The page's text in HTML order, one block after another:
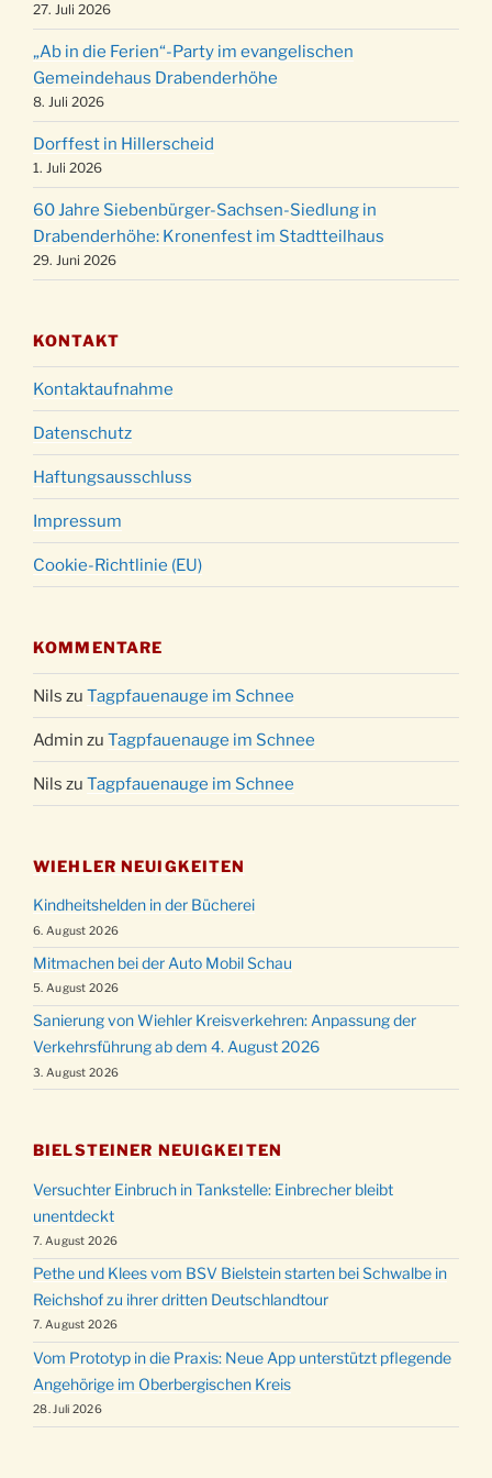
24.12.
Weihnachtsgottesdienst in der Kirche um
15:00 Uhr
24.12.
Weihnachtsgottesdienst in der Kirche um
18:00 Uhr
24.12.
Christmette mit der ev. Jugend in der Kirche
um 23:00 Uhr
31.12.
Gottesdienst zu Silvester in der Kirche um
18:00 Uhr
27. Juli 2026
„Ab in die Ferien“-Party im evangelischen
Gemeindehaus Drabenderhöhe
8. Juli 2026
Dorffest in Hillerscheid
1. Juli 2026
60 Jahre Siebenbürger-Sachsen-Siedlung in
Drabenderhöhe: Kronenfest im Stadtteilhaus
29. Juni 2026
KONTAKT
Kontaktaufnahme
Datenschutz
Haftungsausschluss
Impressum
Cookie-Richtlinie (EU)
KOMMENTARE
Nils zu Tagpfauenauge im Schnee
Admin zu Tagpfauenauge im Schnee
Nils zu Tagpfauenauge im Schnee
WIEHLER NEUIGKEITEN
Kindheitshelden in der Bücherei
6. August 2026
Mitmachen bei der Auto Mobil Schau
5. August 2026
Sanierung von Wiehler Kreisverkehren: Anpassung der
Verkehrsführung ab dem 4. August 2026
3. August 2026
BIELSTEINER NEUIGKEITEN
Versuchter Einbruch in Tankstelle: Einbrecher bleibt
unentdeckt
7. August 2026
Pethe und Klees vom BSV Bielstein starten bei Schwalbe in
Reichshof zu ihrer dritten Deutschlandtour
7. August 2026
Vom Prototyp in die Praxis: Neue App unterstützt pflegende
Angehörige im Oberbergischen Kreis
28. Juli 2026